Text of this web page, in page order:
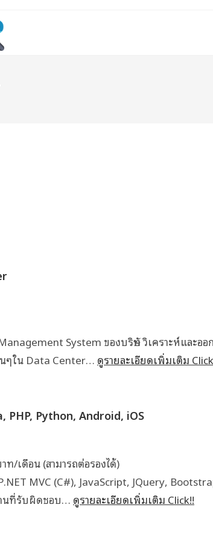
System ของบริษัท วิเคราะห์และอ
ๆใน Data Center… ดูรายละเอียดเพิ่มเติม
PHP, Python, Android, iOS
/เดือน (สามารถต่อรองได้)
MVC (C#), JavaScript, JQuery,
นที่รับผิดชอบ… ดูรายละเอียดเพิ่มเติม Click!!